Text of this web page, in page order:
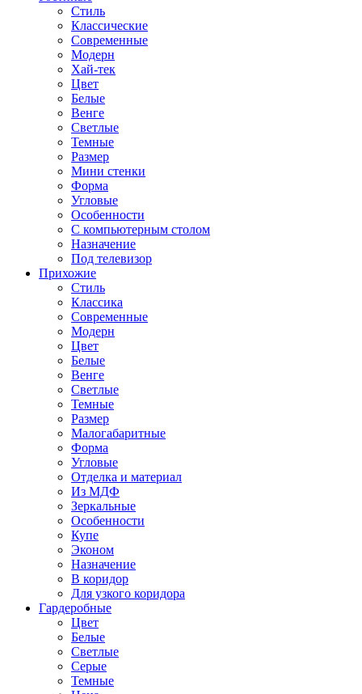
Стиль
Классические
Современные
Модерн
Хай-тек
Цвет
Белые
Венге
Светлые
Темные
Размер
Мини стенки
Форма
Угловые
Особенности
С компьютерным столом
Назначение
Под телевизор
Прихожие
Стиль
Классика
Современные
Модерн
Цвет
Белые
Венге
Светлые
Темные
Размер
Малогабаритные
Форма
Угловые
Отделка и материал
Из МДФ
Зеркальные
Особенности
Купе
Эконом
Назначение
В коридор
Для узкого коридора
Гардеробные
Цвет
Белые
Светлые
Серые
Темные